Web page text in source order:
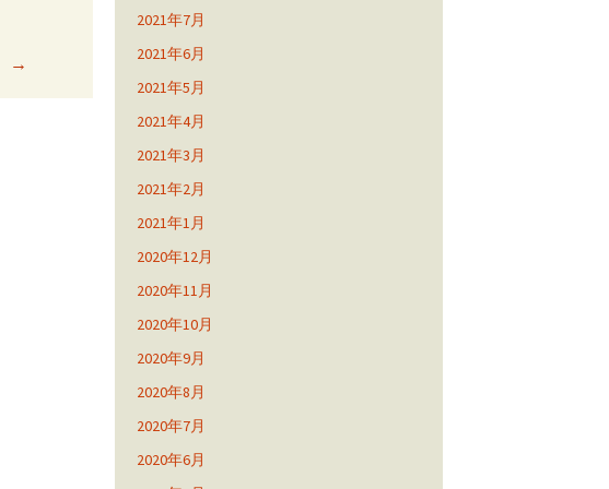
→
2021年7月
2021年6月
2021年5月
2021年4月
2021年3月
2021年2月
2021年1月
2020年12月
2020年11月
2020年10月
2020年9月
2020年8月
2020年7月
2020年6月